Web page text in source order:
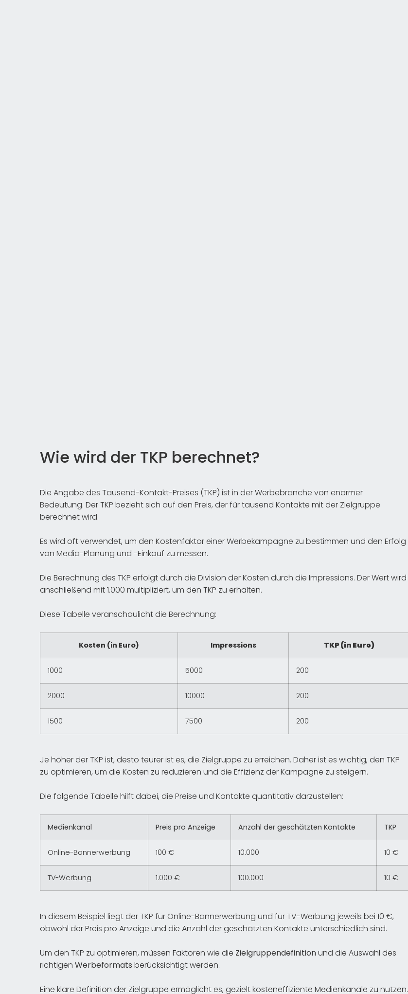
Wie wird der TKP berechnet?
Die Angabe des Tausend-Kontakt-Preises (TKP) ist in der Werbebranche von enormer
Bedeutung. Der TKP bezieht sich auf den Preis, der für tausend Kontakte mit der Zielgruppe
berechnet wird.
Es wird oft verwendet, um den Kostenfaktor einer Werbekampagne zu bestimmen und den Erfolg
von Media-Planung und -Einkauf zu messen.
Die Berechnung des TKP erfolgt durch die Division der Kosten durch die Impressions. Der Wert wird
anschließend mit 1.000 multipliziert, um den TKP zu erhalten.
Diese Tabelle veranschaulicht die Berechnung:
Kosten (in Euro) Impressions TKP (in Euro)
1000 5000 200
2000 10000 200
1500 7500 200
Je höher der TKP ist, desto teurer ist es, die Zielgruppe zu erreichen. Daher ist es wichtig, den TKP
zu optimieren, um die Kosten zu reduzieren und die Effizienz der Kampagne zu steigern.
Die folgende Tabelle hilft dabei, die Preise und Kontakte quantitativ darzustellen:
Medienkanal Preis pro Anzeige Anzahl der geschätzten Kontakte TKP
Online-Bannerwerbung 100 € 10.000 10 €
TV-Werbung 1.000 € 100.000 10 €
In diesem Beispiel liegt der TKP für Online-Bannerwerbung und für TV-Werbung jeweils bei 10 €,
obwohl der Preis pro Anzeige und die Anzahl der geschätzten Kontakte unterschiedlich sind.
Um den TKP zu optimieren, müssen Faktoren wie die Zielgruppendefinitionund die Auswahl des
richtigen Werbeformats berücksichtigt werden.
Eine klare Definition der Zielgruppe ermöglicht es, gezielt kosteneffiziente Medienkanäle zu nutzen.